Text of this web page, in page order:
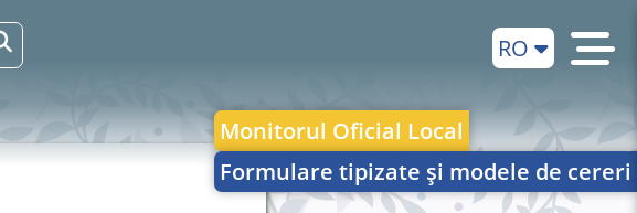
RO
Monitorul Oficial Local
Formulare tipizate și modele de cereri